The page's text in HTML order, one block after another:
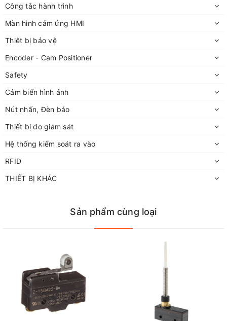
Công tắc hành trình
Màn hình cảm ứng HMI
Thiêt bị bảo vệ
Encoder - Cam Positioner
Safety
Cảm biến hình ảnh
Nút nhấn, Đèn báo
Thiết bị đo giám sát
Hệ thống kiểm soát ra vào
RFID
THIẾT BỊ KHÁC
Sản phẩm cùng loại